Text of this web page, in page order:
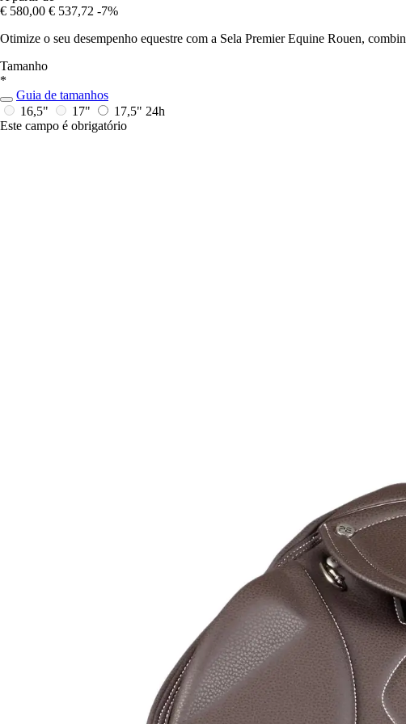
€ 580,00 € 537,72 -7%
Otimize o seu desempenho equestre com a Sela Premier Equine Rouen,
Tamanho
*
Guia de tamanhos
16,5"
17" 17,5" 24h
Este campo é obrigatório